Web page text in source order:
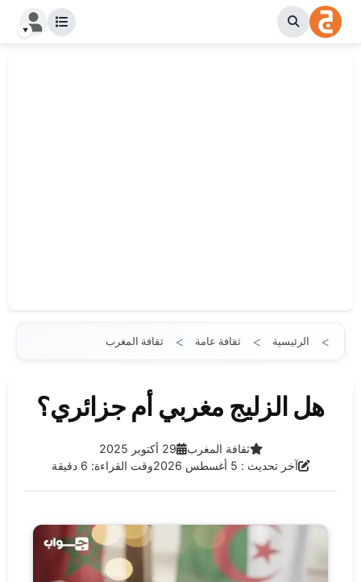
ثقافة المغرب ثقافة عامة الرئيسية
هل الزليج مغربي أم جزائري؟
الفئة:ثقافة المغربتاريخ النشر:
29 أكتوبر 2025
آخر تحديث:
آخر تحديث : 5 أغسطس 2026 وقت القراءة: 6 دقيقة